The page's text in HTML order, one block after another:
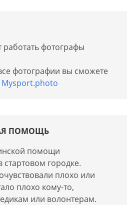
работать фотографы
фотографии вы сможете
Mysport.photo
ПОМОЩЬ
помощи
городке.
плохо или
плохо кому-то,
или волонтерам.